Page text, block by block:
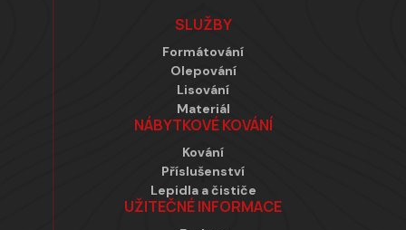
SLUŽBY
Formátování
Olepování
Lisování
Materiál
NÁBYTKOVÉ KOVÁNÍ
Kování
Příslušenství
Lepidla a čističe
UŽITEČNÉ INFORMACE